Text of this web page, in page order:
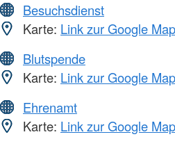
Besuchsdienst
Karte: Link zur Google
Blutspende
Karte: Link zur Google
Ehrenamt
Karte: Link zur Google